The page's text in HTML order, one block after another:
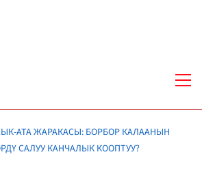
АТА ЖАРАКАСЫ: БОРБОР КАЛААНЫН
САЛУУ КАНЧАЛЫК КООПТУУ?